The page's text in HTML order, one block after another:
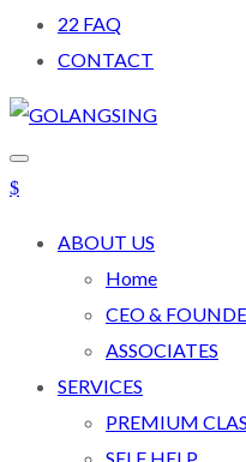
22 FAQ
CONTACT
ABOUT US
Home
CEO &
ASSOCIATES
SERVICES
PREMIUM